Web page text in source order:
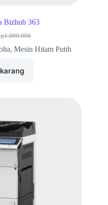
Bizhub 363
1.000.000
, Mesin Hitam Putih